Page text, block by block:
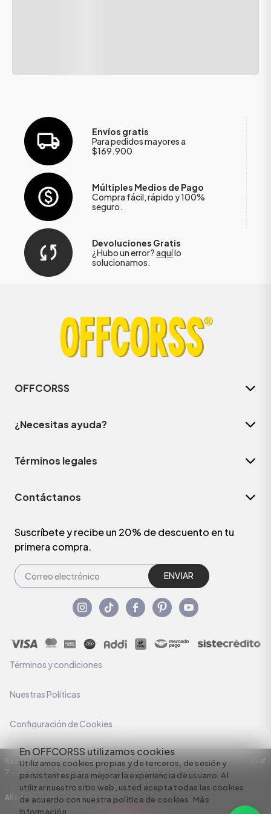
En OFFCORSS utilizamos cookies
Utilizamos cookies propias y de terceros, de sesión y
persistentes para mejorar la experiencia de usuario. Al
utilizar nuestro sitio web, usted acepta todas las cookies
de acuerdo con nuestra política de cookies. Más
información
Envíos gratis
Para pedidos mayores a
$169.900
Múltiples Medios de Pago
Compra fácil, rápido y 100%
seguro.
Devoluciones Gratis
¿Hubo un error?aquílo
solucionamos.
OFFCORSS
¿Necesitas ayuda?
Términos legales
Contáctanos
Suscríbete y recibe un 20% de descuento en tu
primera compra.
ENVIAR
Términos y condiciones
Nuestras Políticas
Configuración de Cookies
Razón Social: C.I HERMECO S.A. NIT: 890924167-6 Dirección: Carrera 50 #
7 – 35
All rights reserved empowered by